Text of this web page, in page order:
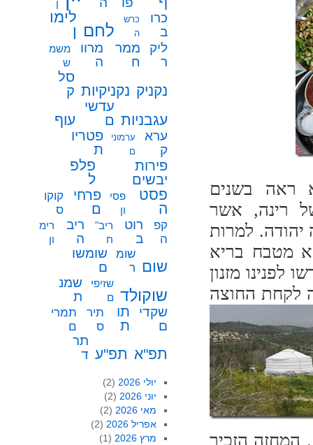
ראה בשנים
רינה, אשר
למרות
מטבח בריא
לפנינו מזנון
לקחת החוצה
המחזה הזכיר
ן
כרו
ב
כרש
ה
לחם
לימו
ן
ליק
ר
ממר
ח
מרוו
ה
משמ
ש
נקניק נקניקיות
סל
ק
עגבניות
עדשי
ם
עוף
ערא
ק
ערמוני
ם
פטריו
ת
פירות
יבשים
פלפ
ל
פסט
ה
פסי
ון
פרחי
ם
קוקו
ס
קפ
ה
רוט
ב
ריב"
ח
ריב
ה
רימ
ון
שום
שומ
ר
שומשו
ם
שוקולד
שזיפי
ם
שמנ
ת
שקדי
ם
תו
ת
תיר
ס
תמרי
ם
תפ"א תפ"ע
תר
ד
יולי 2026
(2)
יוני 2026
(2)
מאי 2026
(2)
אפריל 2026
(2)
מרץ 2026
(1)